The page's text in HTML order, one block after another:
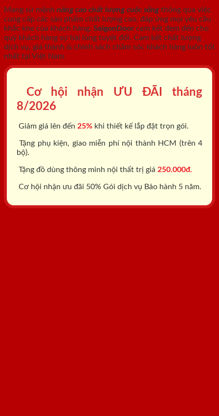
Mang sứ mệnh nâng cao chất lượng cuộc sống thông qua việc
cung cấp các sản phẩm chất lượng cao, đáp ứng mọi yêu cầu
khắc khe của khách hàng. SaigonDoor cam kết đem đến cho
quý khách hàng sự hài lòng tuyệt đối. Cam kết chất lượng
dịch vụ, giá thành & chính sách chăm sóc khách hàng luôn tốt
nhất tại Việt Nam.
Cơ hội nhận ƯU ĐÃI tháng
8/2026
Giảm giá lên đến 25% khi thiết kế lắp đặt trọn gói.
Tặng phụ kiện, giao miễn phí nội thành HCM (trên 4
bộ).
Tặng đồ dùng thông minh nội thất trị giá 250.000đ.
Cơ hội nhận ưu đãi 50% Gói dịch vụ Bảo hành 5 năm.